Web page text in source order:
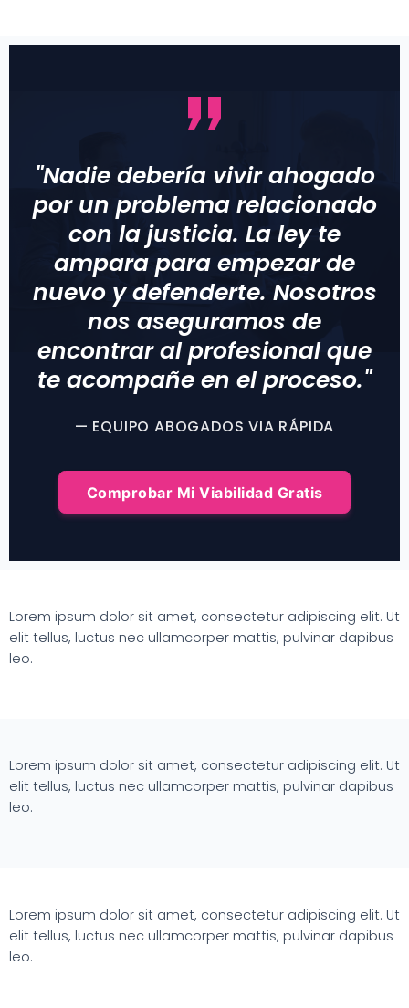
"Nadie debería vivir ahogado
por un problema relacionado
con la justicia. La ley te
ampara para empezar de
nuevo y defenderte. Nosotros
nos aseguramos de
encontrar al profesional que
te acompañe en el proceso."
— EQUIPO ABOGADOS VIA RÁPIDA
Comprobar Mi Viabilidad Gratis
Lorem ipsum dolor sit amet, consectetur adipiscing elit. Ut
elit tellus, luctus nec ullamcorper mattis, pulvinar dapibus
leo.
Lorem ipsum dolor sit amet, consectetur adipiscing elit. Ut
elit tellus, luctus nec ullamcorper mattis, pulvinar dapibus
leo.
Lorem ipsum dolor sit amet, consectetur adipiscing elit. Ut
elit tellus, luctus nec ullamcorper mattis, pulvinar dapibus
leo.